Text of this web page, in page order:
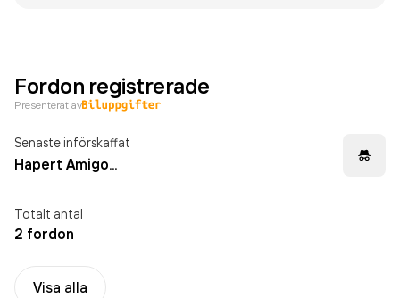
Fordon registrerade
Presenterat av
Senaste införskaffat
Hapert Amigo...
Totalt antal
2 fordon
Visa alla